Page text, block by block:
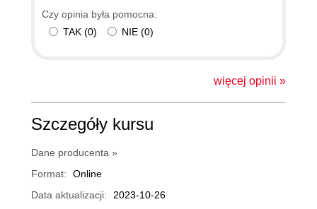
Czy opinia była pomocna:
TAK (0) NIE (0)
więcej opinii »
Szczegóły kursu
Dane producenta »
Format:
Online
Data aktualizacji:
2023-10-26